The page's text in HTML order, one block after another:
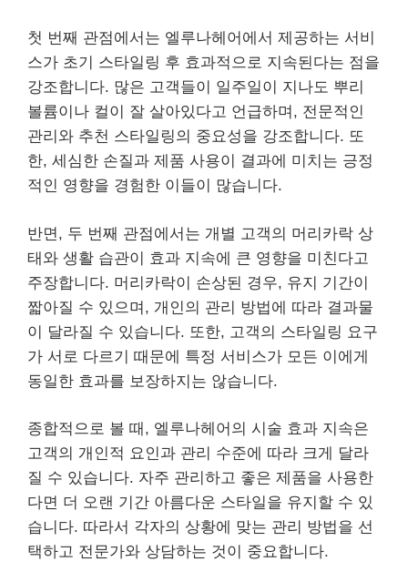
첫 번째 관점에서는 엘루나헤어에서 제공하는 서비
스가 초기 스타일링 후 효과적으로 지속된다는 점을
강조합니다. 많은 고객들이 일주일이 지나도 뿌리
볼륨이나 컬이 잘 살아있다고 언급하며, 전문적인
관리와 추천 스타일링의 중요성을 강조합니다. 또
한, 세심한 손질과 제품 사용이 결과에 미치는 긍정
적인 영향을 경험한 이들이 많습니다.
반면, 두 번째 관점에서는 개별 고객의 머리카락 상
태와 생활 습관이 효과 지속에 큰 영향을 미친다고
주장합니다. 머리카락이 손상된 경우, 유지 기간이
짧아질 수 있으며, 개인의 관리 방법에 따라 결과물
이 달라질 수 있습니다. 또한, 고객의 스타일링 요구
가 서로 다르기 때문에 특정 서비스가 모든 이에게
동일한 효과를 보장하지는 않습니다.
종합적으로 볼 때, 엘루나헤어의 시술 효과 지속은
고객의 개인적 요인과 관리 수준에 따라 크게 달라
질 수 있습니다. 자주 관리하고 좋은 제품을 사용한
다면 더 오랜 기간 아름다운 스타일을 유지할 수 있
습니다. 따라서 각자의 상황에 맞는 관리 방법을 선
택하고 전문가와 상담하는 것이 중요합니다.